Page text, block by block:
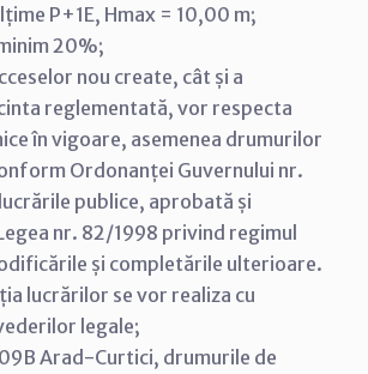
P+1E, Hmax = 10,00 m;
20%;
nou create, cât și a
reglementată, vor respecta
în vigoare, asemenea drumurilor
Ordonanței Guvernului nr.
publice, aprobată și
nr. 82/1998 privind regimul
și completările ulterioare.
lucrărilor se vor realiza cu
legale;
Arad-Curtici, drumurile de